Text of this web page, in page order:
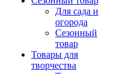
Для сада и
огорода
Сезонный
товар
Товары для
творчества